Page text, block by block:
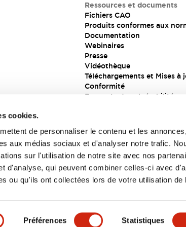
cookies.
de personnaliser le contenu et les
aux médias sociaux et d'analyser notre trafic.
sur l'utilisation de notre site avec nos
d'analyse, qui peuvent combiner celles-ci avec
ou qu'ils ont collectées lors de votre utilisation de
Préférences Statistiques
CARACTÉRISTIQUES CLÉS
Ressources et documents
Fichiers CAO
Produits conformes aux
Documentation
Webinaires
Presse
Vidéothèque
Téléchargements et Mises à
Conformité
Rapports de vulnérabilité
vous
Conditions générales